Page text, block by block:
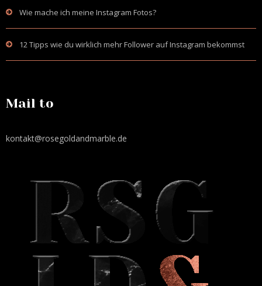
Wie mache ich meine Instagram Fotos?
12 Tipps wie du wirklich mehr Follower auf Instagram bekommst
Mail to
kontakt@rosegoldandmarble.de